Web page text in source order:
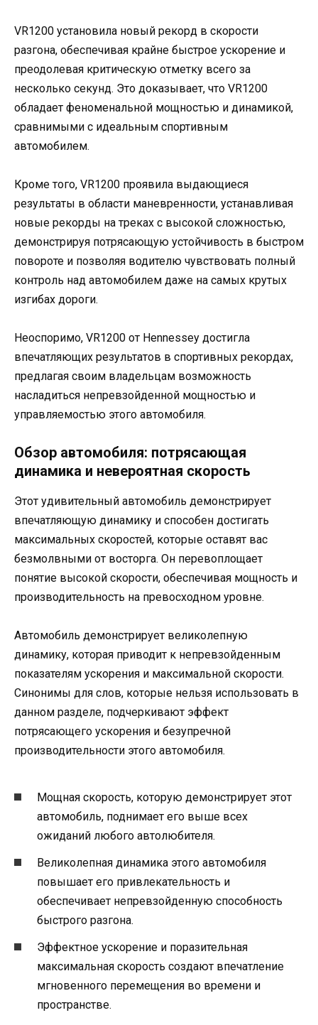
VR1200 установила новый рекорд в скорости
разгона, обеспечивая крайне быстрое ускорение и
преодолевая критическую отметку всего за
несколько секунд. Это доказывает, что VR1200
обладает феноменальной мощностью и динамикой,
сравнимыми с идеальным спортивным
автомобилем.
Кроме того, VR1200 проявила выдающиеся
результаты в области маневренности, устанавливая
новые рекорды на треках с высокой сложностью,
демонстрируя потрясающую устойчивость в быстром
повороте и позволяя водителю чувствовать полный
контроль над автомобилем даже на самых крутых
изгибах дороги.
Неоспоримо, VR1200 от Hennessey достигла
впечатляющих результатов в спортивных рекордах,
предлагая своим владельцам возможность
насладиться непревзойденной мощностью и
управляемостью этого автомобиля.
Обзор автомобиля: потрясающая
динамика и невероятная скорость
Этот удивительный автомобиль демонстрирует
впечатляющую динамику и способен достигать
максимальных скоростей, которые оставят вас
безмолвными от восторга. Он перевоплощает
понятие высокой скорости, обеспечивая мощность и
производительность на превосходном уровне.
Автомобиль демонстрирует великолепную
динамику, которая приводит к непревзойденным
показателям ускорения и максимальной скорости.
Синонимы для слов, которые нельзя использовать в
данном разделе, подчеркивают эффект
потрясающего ускорения и безупречной
производительности этого автомобиля.
Мощная скорость, которую демонстрирует этот
автомобиль, поднимает его выше всех
ожиданий любого автолюбителя.
Великолепная динамика этого автомобиля
повышает его привлекательность и
обеспечивает непревзойденную способность
быстрого разгона.
Эффектное ускорение и поразительная
максимальная скорость создают впечатление
мгновенного перемещения во времени и
пространстве.